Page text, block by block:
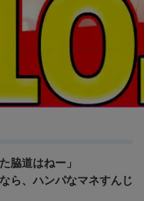
脇道はねー」
ら、ハンパなマネすんじ